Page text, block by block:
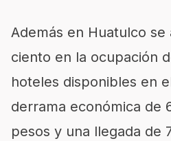
Además en Huatulco
ciento en la ocupación
hoteles disponibles en
derrama económica de
pesos y una llegada de